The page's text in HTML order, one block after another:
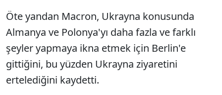
Öte yandan Macron, Ukrayna konusunda
Almanya ve Polonya'yı daha fazla ve farklı
şeyler yapmaya ikna etmek için Berlin'e
gittiğini, bu yüzden Ukrayna ziyaretini
ertelediğini kaydetti.